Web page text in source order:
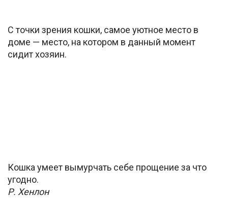
С точки зрения кошки, самое уютное место в
доме — место, на котором в данный момент
сидит хозяин.
Кошка умеет вымурчать себе прощение за что
угодно.
Р. Хенлон